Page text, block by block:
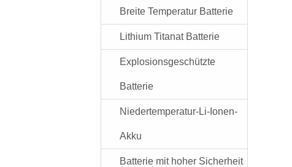
Breite Temperatur Batterie
Lithium Titanat Batterie
Explosionsgeschützte
Batterie
Niedertemperatur-Li-Ionen-
Akku
Batterie mit hoher Sicherheit